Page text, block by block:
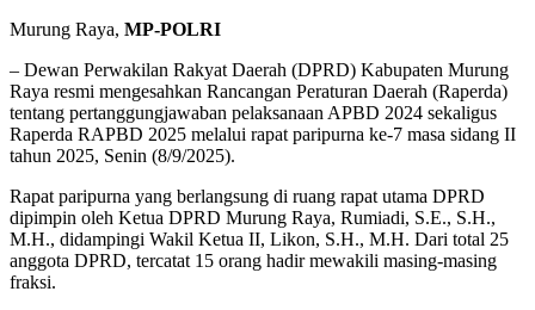
Murung Raya, MP-POLRI
– Dewan Perwakilan Rakyat Daerah (DPRD) Kabupaten Murung
Raya resmi mengesahkan Rancangan Peraturan Daerah (Raperda)
tentang pertanggungjawaban pelaksanaan APBD 2024 sekaligus
Raperda RAPBD 2025 melalui rapat paripurna ke-7 masa sidang II
tahun 2025, Senin (8/9/2025).
Rapat paripurna yang berlangsung di ruang rapat utama DPRD
dipimpin oleh Ketua DPRD Murung Raya, Rumiadi, S.E., S.H.,
M.H., didampingi Wakil Ketua II, Likon, S.H., M.H. Dari total 25
anggota DPRD, tercatat 15 orang hadir mewakili masing-masing
fraksi.